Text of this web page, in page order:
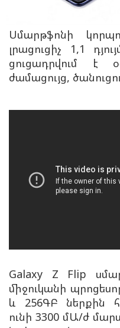
Սմարթֆոնի
լրացուցիչ 1,1
ցուցադրվում է
ժամացույց,
Galaxy Z Flip
միջուկանի
և 256ԳԲ ներքին
ունի 3300 մԱ/ժ